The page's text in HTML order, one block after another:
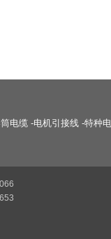
电缆 -电机引接线 -特种